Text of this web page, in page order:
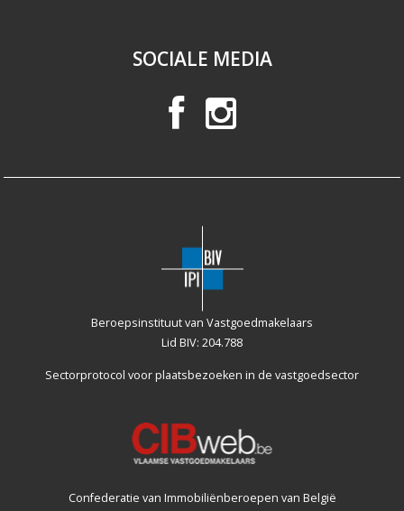
SOCIALE MEDIA
Beroepsinstituut van Vastgoedmakelaars
Lid BIV: 204.788
Sectorprotocol voor plaatsbezoeken in de vastgoedsector
Confederatie van Immobiliënberoepen van België